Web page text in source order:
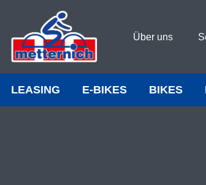
Über uns
LEASING E-BIKES BIKES